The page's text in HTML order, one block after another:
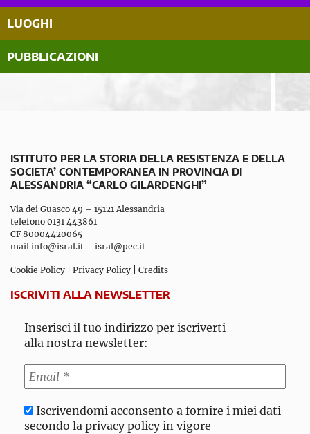
LUOGHI
PUBBLICAZIONI
ISTITUTO PER LA STORIA DELLA RESISTENZA E DELLA
SOCIETA’ CONTEMPORANEA IN PROVINCIA DI
ALESSANDRIA “CARLO GILARDENGHI”
Via dei Guasco 49 – 15121 Alessandria
telefono 0131 443861
CF 80004420065
mail info@isral.it – isral@pec.it
Cookie Policy Privacy Policy Credits
ISCRIVITI ALLA NEWSLETTER
Inserisci il tuo indirizzo per iscriverti
alla nostra newsletter:
Iscrivendomi acconsento a fornire i miei dati
secondo la privacy policy in vigore